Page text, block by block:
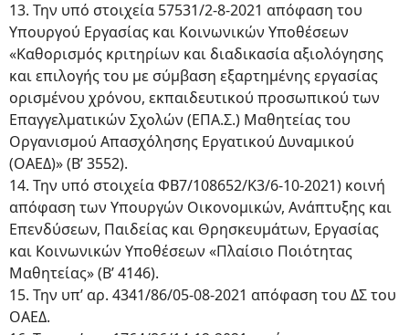
13. Την υπό στοιχεία 57531/2-8-2021 απόφαση του
Υπουργού Εργασίας και Κοινωνικών Υποθέσεων
«Καθορισμός κριτηρίων και διαδικασία αξιολόγησης
και επιλογής του με σύμβαση εξαρτημένης εργασίας
ορισμένου χρόνου, εκπαιδευτικού προσωπικού των
Επαγγελματικών Σχολών (ΕΠΑ.Σ.) Μαθητείας του
Οργανισμού Απασχόλησης Εργατικού Δυναμικού
(ΟΑΕΔ)» (Β’ 3552).
14. Την υπό στοιχεία ΦΒ7/108652/Κ3/6-10-2021) κοινή
απόφαση των Υπουργών Οικονομικών, Ανάπτυξης και
Επενδύσεων, Παιδείας και Θρησκευμάτων, Εργασίας
και Κοινωνικών Υποθέσεων «Πλαίσιο Ποιότητας
Μαθητείας» (Β’ 4146).
15. Την υπ’ αρ. 4341/86/05-08-2021 απόφαση του ΔΣ του
ΟΑΕΔ.